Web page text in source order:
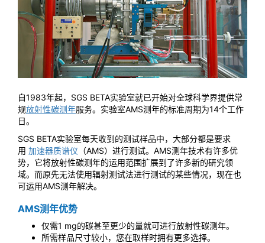
自1983年起，SGS BETA实验室就已开始对全球科学界提供常
规放射性碳测年服务。实验室AMS测年的标准周期为14个工作
日。
SGS BETA实验室每天收到的测试样品中，大部分都是要求
用 加速器质谱仪 （AMS）进行测试。AMS测年技术有许多优
势，它将放射性碳测年的运用范围扩展到了许多新的研究领
域。而原先无法使用辐射测试法进行测试的某些情况，现在也
可运用AMS测年解决。
AMS测年优势
仅需1 mg的碳甚至更少的量就可进行放射性碳测年。
所需样品尺寸较小，您在取样时拥有更多选择。